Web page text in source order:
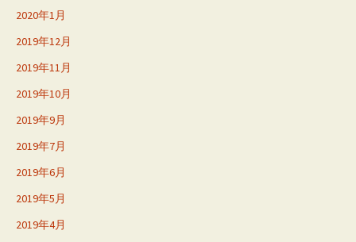
2020年1月
2019年12月
2019年11月
2019年10月
2019年9月
2019年7月
2019年6月
2019年5月
2019年4月